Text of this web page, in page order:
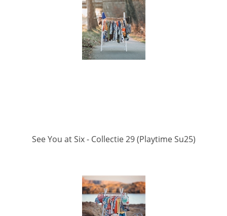
See You at Six - Collectie 29 (Playtime Su25)